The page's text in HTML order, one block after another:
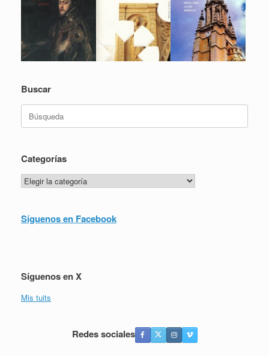
Buscar
Buscar:
Categorías
Categorías
Síguenos en Facebook
Síguenos en X
Mis tuits
Redes sociales